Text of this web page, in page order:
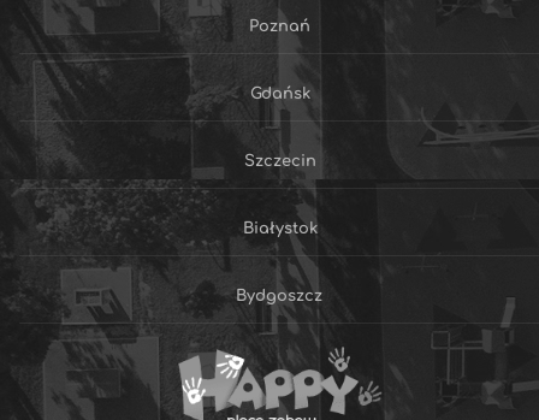
Poznań
Gdańsk
Szczecin
Białystok
Bydgoszcz